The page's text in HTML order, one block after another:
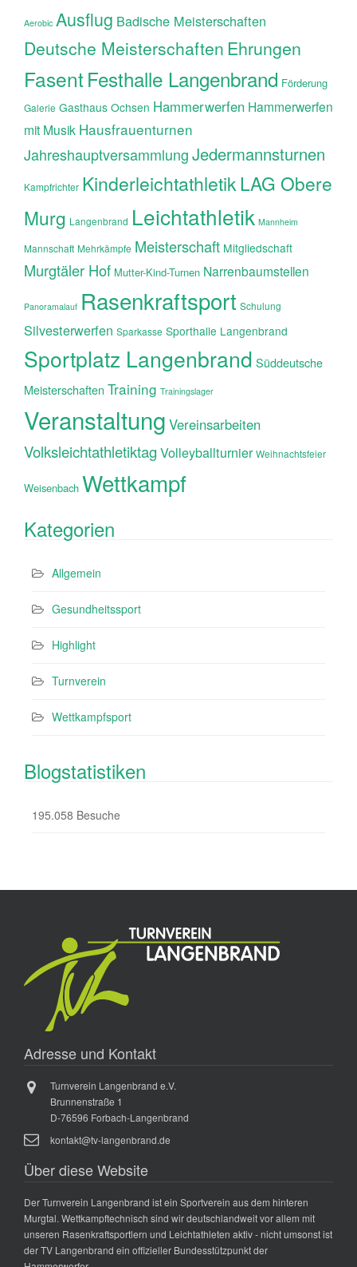
Aerobic Ausflug Badische Meisterschaften
Deutsche Meisterschaften Ehrungen
FasentFesthalle Langenbrand Förderung
Galerie Gasthaus Ochsen Hammerwerfen Hammerwerfen
mit Musik Hausfrauenturnen
JahreshauptversammlungJedermannsturnen
Kampfrichter KinderleichtathletikLAG Obere
Murg Langenbrand Leichtathletik Mannheim
Mannschaft Mehrkämpfe Meisterschaft Mitgliedschaft
Murgtäler Hof Mutter-Kind-Turnen Narrenbaumstellen
Panoramalauf Rasenkraftsport Schulung
Silvesterwerfen Sparkasse Sporthalle Langenbrand
Sportplatz Langenbrand Süddeutsche
Meisterschaften Training Trainingslager
Veranstaltung Vereinsarbeiten
Volksleichtathletiktag Volleyballturnier Weihnachtsfeier
Weisenbach Wettkampf
Kategorien
Allgemein
Gesundheitssport
Highlight
Turnverein
Wettkampfsport
Blogstatistiken
195.058 Besuche
Adresse und Kontakt
Turnverein Langenbrand e.V.
Brunnenstraße 1
D-76596 Forbach-Langenbrand
kontakt@tv-langenbrand.de
Über diese Website
Der Turnverein Langenbrand ist ein Sportverein aus dem hinteren
Murgtal. Wettkampftechnisch sind wir deutschlandweit vor allem mit
unseren Rasenkraftsportlern und Leichtathleten aktiv - nicht umsonst ist
der TV Langenbrand ein offizieller Bundesstützpunkt der